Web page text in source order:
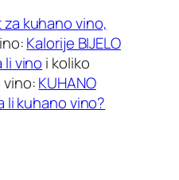
kuhano vino,
Kalorije BIJELO
li vino i koliko
vino:KUHANO
li kuhano vino?